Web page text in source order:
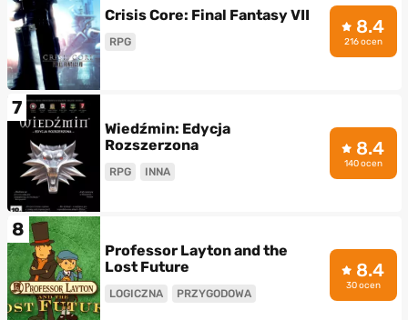
Crisis Core: Final Fantasy VII
RPG
8.4
216 ocen
7
Wiedźmin: Edycja
Rozszerzona
RPG INNA
8.4
140 ocen
8
Professor Layton and the
Lost Future
LOGICZNA PRZYGODOWA
8.4
30 ocen